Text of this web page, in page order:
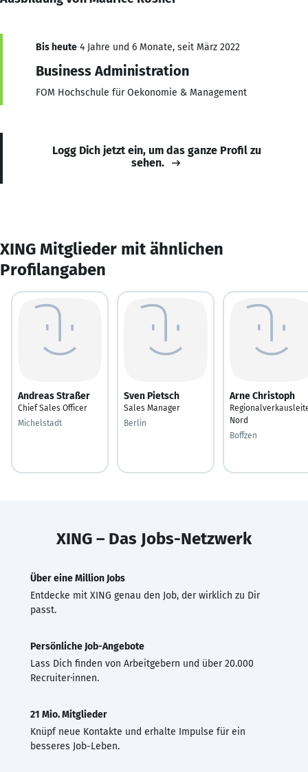
Bis heute 4 Jahre und 6 Monate, seit März 2022
Business Administration
FOM Hochschule für Oekonomie & Management
Logg Dich jetzt ein, um das ganze Profil zu
sehen.
XING Mitglieder mit ähnlichen
Profilangaben
Andreas Straßer
Chief Sales Officer
Michelstadt
Sven Pietsch
Sales Manager
Berlin
Arne Christoph
Nord
Boffzen
XING – Das Jobs-Netzwerk
Über eine Million Jobs
Entdecke mit XING genau den Job, der wirklich zu Dir
passt.
Persönliche Job-Angebote
Lass Dich finden von Arbeitgebern und über 20.000
Recruiter·innen.
21 Mio. Mitglieder
Knüpf neue Kontakte und erhalte Impulse für ein
besseres Job-Leben.